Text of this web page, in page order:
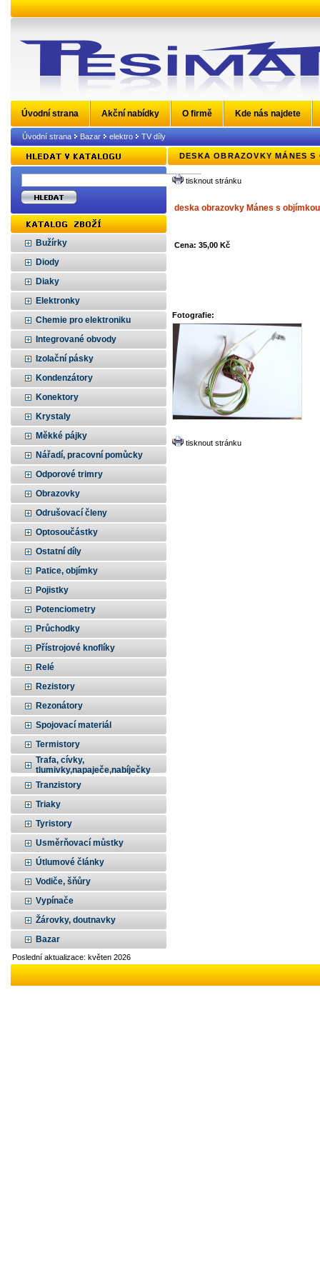
Úvodní strana Akční nabídky O firmě Kde nás najdete
Úvodní strana Bazar elektro TV díly
Bužírky
Diody
Diaky
Elektronky
Chemie pro elektroniku
Integrované obvody
Izolační pásky
Kondenzátory
Konektory
Krystaly
Měkké pájky
Nářadí, pracovní pomůcky
Odporové trimry
Obrazovky
Odrušovací členy
Optosoučástky
Ostatní díly
Patice, objímky
Pojistky
Potenciometry
Průchodky
Přístrojové knoflíky
Relé
Rezistory
Rezonátory
Spojovací materiál
Termistory
Trafa, cívky,
tlumivky,napaječe,nabíječky
Tranzistory
Triaky
Tyristory
Usměrňovací můstky
Útlumové články
Vodiče, šňůry
Vypínače
Žárovky, doutnavky
Bazar
Poslední aktualizace: květen 2026
DESKA OBRAZOVKY MÁNES S
tisknout stránku
deska obrazovky Mánes s objímkou
Cena: 35,00 Kč
Fotografie:
tisknout stránku